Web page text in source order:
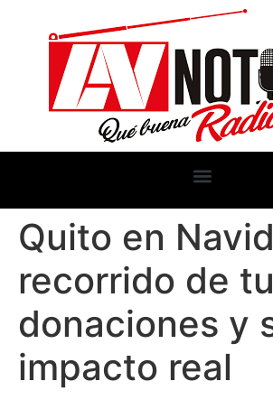
Quito en
recorrido de
donaciones y
impacto real